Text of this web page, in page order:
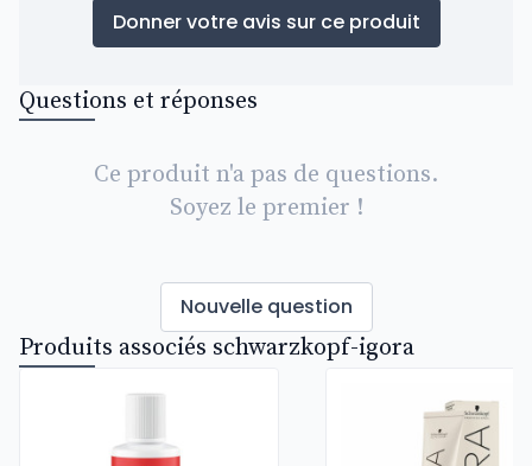
Donner votre avis sur ce produit
Questions et réponses
Ce produit n'a pas de questions.
Soyez le premier !
Nouvelle question
Produits associés schwarzkopf-igora